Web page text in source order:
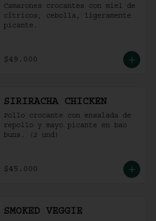
Camarones crocantes con miel de
cítricos, cebolla, ligeramente
picante.
$49.000
SIRIRACHA CHICKEN
Pollo crocante con ensalada de
repollo y mayo picante en bao
buns. (2 und)
$45.000
SMOKED VEGGIE